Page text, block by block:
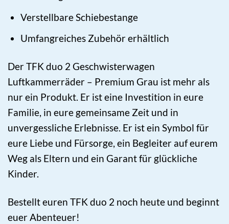
Verstellbare Schiebestange
Umfangreiches Zubehör erhältlich
Der TFK duo 2 Geschwisterwagen
Luftkammerräder – Premium Grau ist mehr als
nur ein Produkt. Er ist eine Investition in eure
Familie, in eure gemeinsame Zeit und in
unvergessliche Erlebnisse. Er ist ein Symbol für
eure Liebe und Fürsorge, ein Begleiter auf eurem
Weg als Eltern und ein Garant für glückliche
Kinder.
Bestellt euren TFK duo 2 noch heute und beginnt
euer Abenteuer!